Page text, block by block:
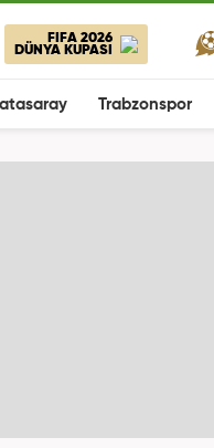
FIFA 2026
DÜNYA KUPASI
Trabzonspor